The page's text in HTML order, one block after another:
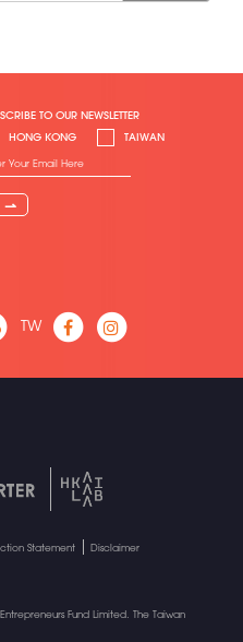
TO OUR NEWSLETTER
HONG KONG
TAIWAN
⇀
TW
Statement
Disclaimer
Fund Limited. The Taiwan